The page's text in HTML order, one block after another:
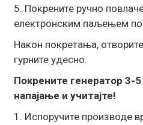
5. Покрените ручно
електронским паљењем
Након покретања,
гурните удесно.
Покрените генератор 3-
напајање и учитајте!
1. Испоручите производе